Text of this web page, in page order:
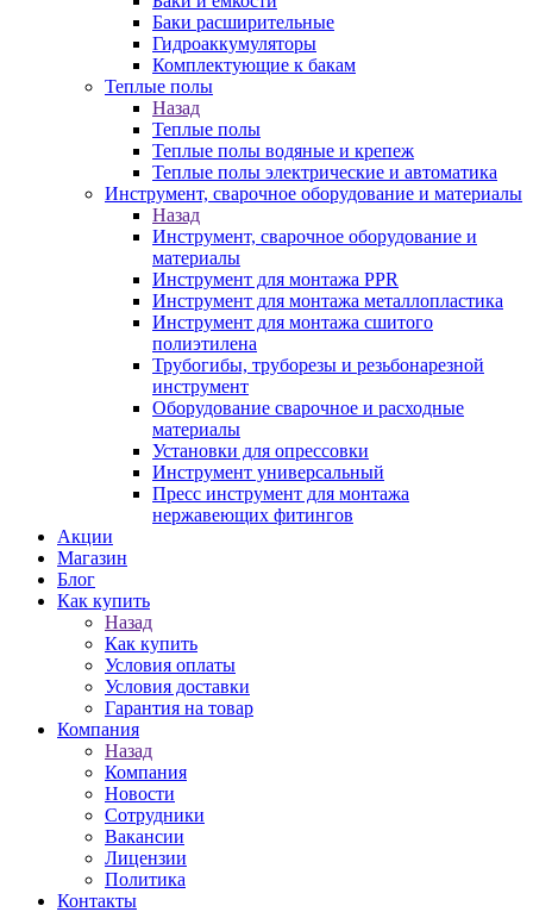
Баки расширительные
Гидроаккумуляторы
Комплектующие к бакам
Теплые полы
Назад
Теплые полы
Теплые полы водяные и крепеж
Теплые полы электрические и автоматика
Инструмент, сварочное оборудование и материалы
Назад
Инструмент, сварочное оборудование и
материалы
Инструмент для монтажа PPR
Инструмент для монтажа металлопластика
Инструмент для монтажа сшитого
полиэтилена
Трубогибы, труборезы и резьбонарезной
инструмент
Оборудование сварочное и расходные
материалы
Установки для опрессовки
Инструмент универсальный
Пресс инструмент для монтажа
нержавеющих фитингов
Акции
Магазин
Блог
Как купить
Назад
Как купить
Условия оплаты
Условия доставки
Гарантия на товар
Компания
Назад
Компания
Новости
Сотрудники
Вакансии
Лицензии
Политика
Контакты